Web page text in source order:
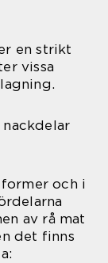
en strikt
vissa
och i
av rå mat
det finns